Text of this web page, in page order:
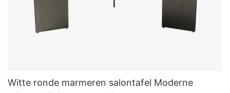
Witte ronde marmeren salontafel Moderne